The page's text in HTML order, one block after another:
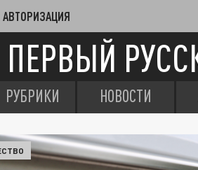
АВТОРИЗАЦИЯ
ПЕРВЫЙ
РУБРИКИ НОВОСТИ